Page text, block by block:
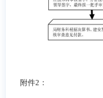
附件2 ：